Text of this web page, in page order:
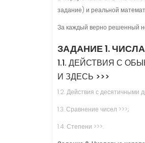
задание) и реальной
За каждый верно решенный
ЗАДАНИЕ 1.
1.1. ДЕЙСТВИЯ С
И ЗДЕСЬ >>>
1.2. Действия с десятичными
1.3. Сравнение чисел >>>;
1.4. Степени >>>.